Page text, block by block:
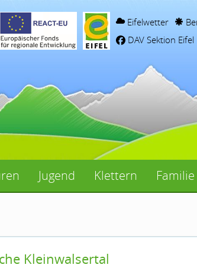
Eifelwetter
DAV Sektion Eifel
Jugend Klettern Familie
Kleinwalsertal